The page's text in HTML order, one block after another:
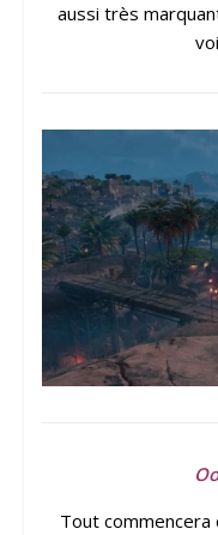
aussi très
Tout commencera